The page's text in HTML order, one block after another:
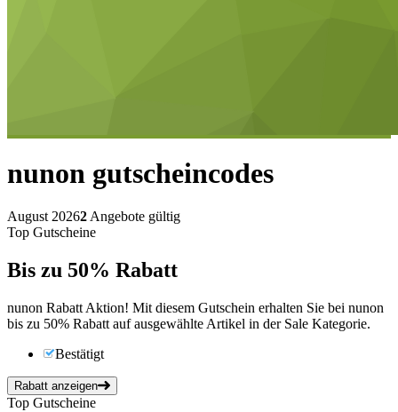
nunon gutscheincodes
August 20262Angebote gültig
Top Gutscheine
Bis zu 50% Rabatt
nunon Rabatt Aktion! Mit diesem Gutschein erhalten Sie bei nunon
bis zu 50% Rabatt auf ausgewählte Artikel in der Sale Kategorie.
Bestätigt
Rabatt anzeigen
Top Gutscheine